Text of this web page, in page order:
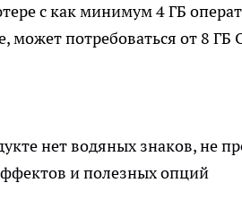
с как минимум 4 ГБ
может потребоваться от 8 ГБ
нет водяных знаков, не
и полезных опций